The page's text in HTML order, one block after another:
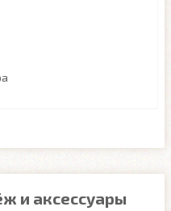
и аксессуары